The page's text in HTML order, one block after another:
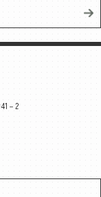
－2